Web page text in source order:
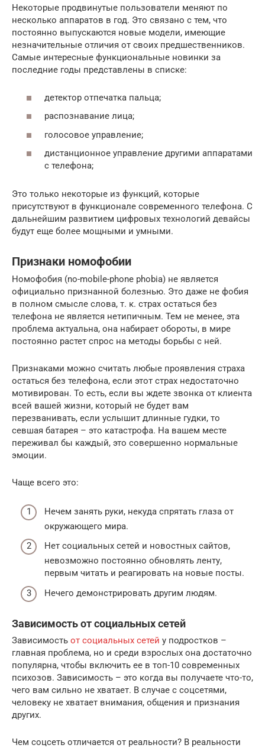
Некоторые продвинутые пользователи меняют по
несколько аппаратов в год. Это связано с тем, что
постоянно выпускаются новые модели, имеющие
незначительные отличия от своих предшественников.
Самые интересные функциональные новинки за
последние годы представлены в списке:
детектор отпечатка пальца;
распознавание лица;
голосовое управление;
дистанционное управление другими аппаратами
с телефона;
Это только некоторые из функций, которые
присутствуют в функционале современного телефона. С
дальнейшим развитием цифровых технологий девайсы
будут еще более мощными и умными.
Признаки номофобии
Номофобия (no-mobile-phone phobia) не является
официально признанной болезнью. Это даже не фобия
в полном смысле слова, т. к. страх остаться без
телефона не является нетипичным. Тем не менее, эта
проблема актуальна, она набирает обороты, в мире
постоянно растет спрос на методы борьбы с ней.
Признаками можно считать любые проявления страха
остаться без телефона, если этот страх недостаточно
мотивирован. То есть, если вы ждете звонка от клиента
всей вашей жизни, который не будет вам
перезванивать, если услышит длинные гудки, то
севшая батарея – это катастрофа. На вашем месте
переживал бы каждый, это совершенно нормальные
эмоции.
Чаще всего это:
Нечем занять руки, некуда спрятать глаза от
окружающего мира.
Нет социальных сетей и новостных сайтов,
невозможно постоянно обновлять ленту,
первым читать и реагировать на новые посты.
Нечего демонстрировать другим людям.
Зависимость от социальных сетей
Зависимость от социальных сетей у подростков –
главная проблема, но и среди взрослых она достаточно
популярна, чтобы включить ее в топ-10 современных
психозов. Зависимость – это когда вы получаете что-то,
чего вам сильно не хватает. В случае с соцсетями,
человеку не хватает внимания, общения и признания
других.
Чем соцсеть отличается от реальности? В реальности